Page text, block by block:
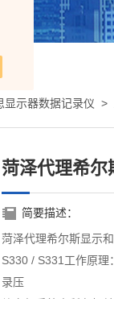
显示器数据记录仪 >
菏泽代理希尔
简要描述：
菏泽代理希尔斯显示
S330 / S331工作原
录压